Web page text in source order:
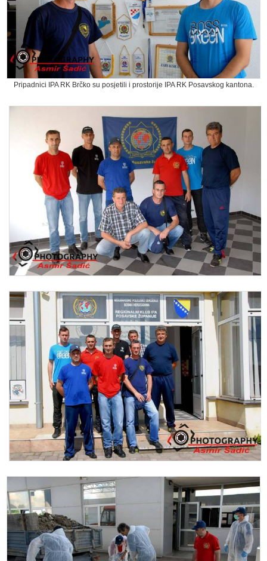
Pripadnici IPA RK Brčko su posjetili i prostorije IPA RK Posavskog kantona.